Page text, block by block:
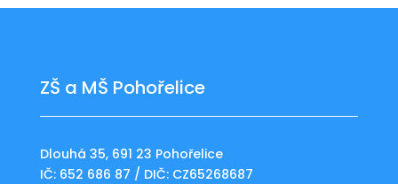
ZŠ a MŠ Pohořelice
Dlouhá 35, 691 23 Pohořelice
IČ: 652 686 87 / DIČ: CZ65268687